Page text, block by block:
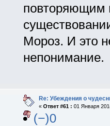
повторяющим
Мороз. И это
непонимание.
Re: Убеждения о
« Ответ #61 : 01 Января
(−)0